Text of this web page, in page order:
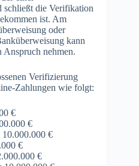
schließt die Verifikation
ist. Am
oder
kann
Anspruch nehmen.
Verifizierung
Zahlungen wie folgt:
€
€
€
€
€